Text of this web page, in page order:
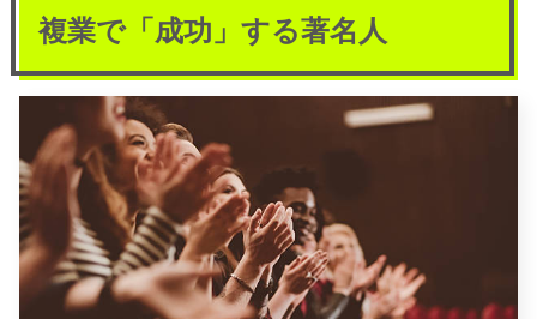
複業で「成功」する著名人